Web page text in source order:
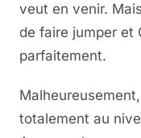
veut en venir.
de faire jumper et
parfaitement.
totalement au